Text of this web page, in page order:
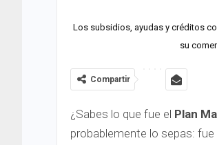
Los subsidios, ayudas y créditos
su
Compartir
¿Sabes lo que fue el Plan
probablemente lo sepas: